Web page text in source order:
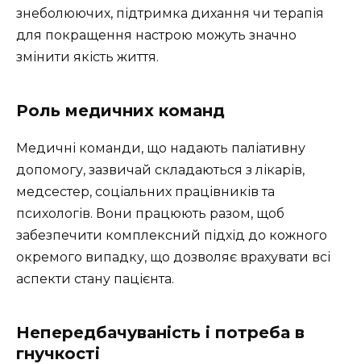
знеболюючих, підтримка дихання чи терапія
для покращення настрою можуть значно
змінити якість життя.
Роль медичних команд
Медичні команди, що надають паліативну
допомогу, зазвичай складаються з лікарів,
медсестер, соціальних працівників та
психологів. Вони працюють разом, щоб
забезпечити комплексний підхід до кожного
окремого випадку, що дозволяє врахувати всі
аспекти стану пацієнта.
Непередбачуваність і потреба в
гнучкості